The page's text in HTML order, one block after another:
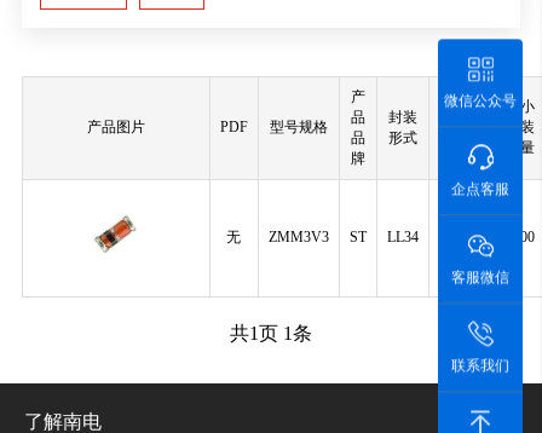
产品图片 PDF 型号规格
产
品
品
牌
封装
形式
最小
包装
数量
无 ZMM3V3 ST LL34
500mW
2500
共1页 1条
了解南电
微信公众号
企点客服
客服微信
联系我们